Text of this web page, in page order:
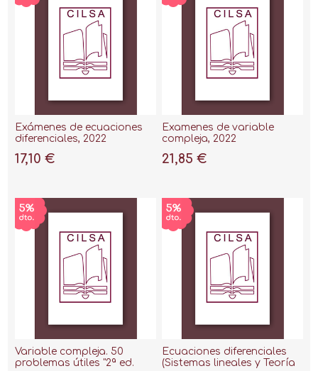
Exámenes de ecuaciones
diferenciales, 2022
17,10 €
Examenes de variable
compleja, 2022
21,85 €
Variable compleja. 50
problemas útiles "2ª ed.
Ecuaciones diferenciales
(Sistemas lineales y Teoría